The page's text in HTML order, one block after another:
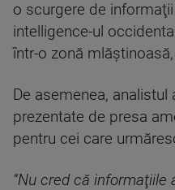
o scurgere de
intelligence-ul
într-o zonă
De asemenea,
prezentate de presa
pentru cei care
“Nu cred că informaţiile